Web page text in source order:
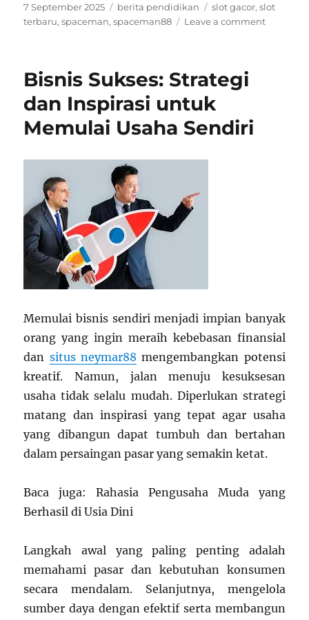
Posted
on
7 September 2025 Categories
berita pendidikan Tags
slot gacor,slot
terbaru,spaceman,spaceman88 Leave a commenton
Bisnis Sukses: Strategi
dan Inspirasi untuk
Memulai Usaha Sendiri
Memulai bisnis sendiri menjadi impian banyak
orang yang ingin meraih kebebasan finansial
dan situs neymar88 mengembangkan potensi
kreatif. Namun, jalan menuju kesuksesan
usaha tidak selalu mudah. Diperlukan strategi
matang dan inspirasi yang tepat agar usaha
yang dibangun dapat tumbuh dan bertahan
dalam persaingan pasar yang semakin ketat.
Baca juga: Rahasia Pengusaha Muda yang
Berhasil di Usia Dini
Langkah awal yang paling penting adalah
memahami pasar dan kebutuhan konsumen
secara mendalam. Selanjutnya, mengelola
sumber daya dengan efektif serta membangun